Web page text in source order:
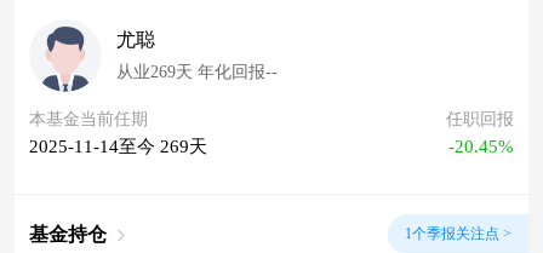
尤聪
从业269天 年化回报--
本基金当前任期
2025-11-14至今 269天
任职回报
-20.45%
基金持仓 1个季报关注点 >